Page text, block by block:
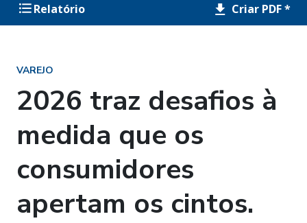
Relatório Criar PDF *
VAREJO
2026 traz desafios à
medida que os
consumidores
apertam os cintos.